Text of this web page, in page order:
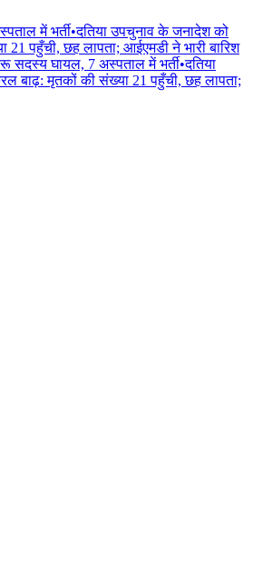
में भर्ती•दतिया उपचुनाव के जनादेश को
पहुँची, छह लापता; आईएमडी ने भारी बारिश
सदस्य घायल, 7 अस्पताल में भर्ती•दतिया
बाढ़: मृतकों की संख्या 21 पहुँची, छह लापता;